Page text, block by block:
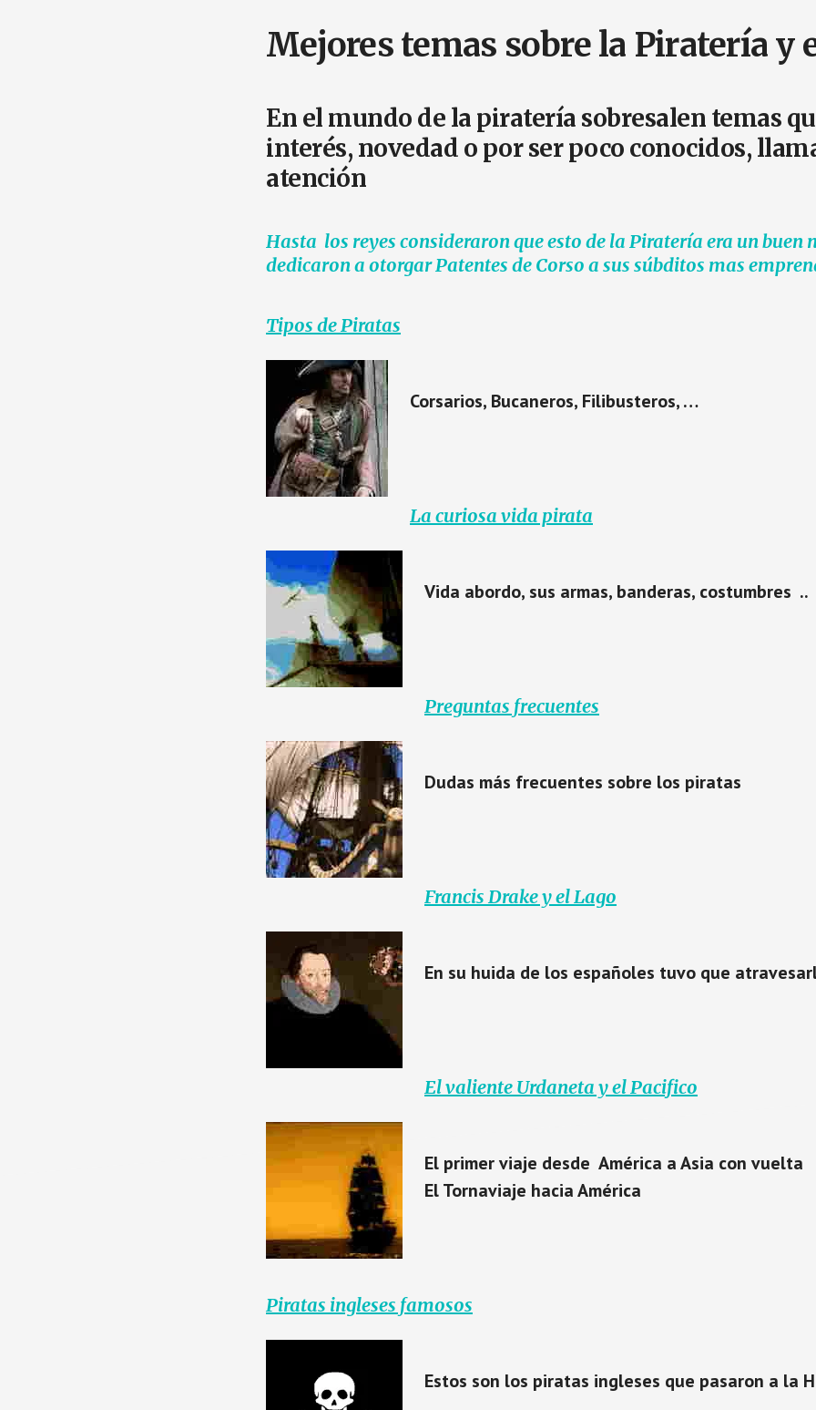
Mejores temas sobre la Piratería y
En el mundo de la piratería sobresalen temas
interés, novedad o por ser poco conocidos,
atención
Hasta los reyes consideraron que esto de la Piratería era un buen
dedicaron a otorgarPatentes de Corso a sus súbditos mas
Tipos de Piratas
Corsarios, Bucaneros, Filibusteros, …
La curiosa vida pirata
Vida abordo, sus armas, banderas, costumbres ..
Preguntas frecuentes
Dudas más frecuentes sobre los piratas
Francis Drake y el Lago
En su huida de los españoles tuvo que
El valiente Urdaneta y el Pacifico
El primer viaje desde América a Asia con vuelta
El Tornaviaje hacia América
Piratas ingleses famosos
Estos son los piratas ingleses que pasaron a la